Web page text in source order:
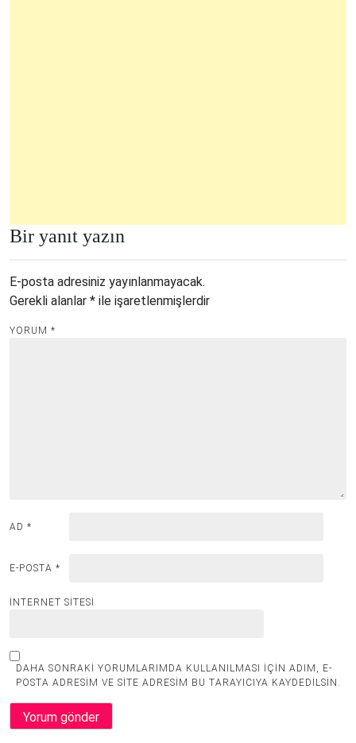
Bir yanıt yazın
E-posta adresiniz yayınlanmayacak.
Gerekli alanlar * ile işaretlenmişlerdir
YORUM *
AD *
E-POSTA *
İNTERNET SITESI
DAHA SONRAKI YORUMLARIMDA KULLANILMASI IÇIN ADIM, E-
POSTA ADRESIM VE SITE ADRESIM BU TARAYICIYA KAYDEDILSIN.